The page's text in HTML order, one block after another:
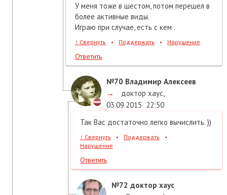
У меня тоже в шестом, потом перешел в
более активные виды.
Играю при случае, есть с кем .
↑ Свернуть • Поддержать • Нарушение
Ответить
№70 Владимир Алексеев
→
доктор хаус
03.09.2015 22:50
Так Вас достаточно легко вычислить. ))
↑ Свернуть • Поддержать
•
Нарушение
Ответить
№72 доктор хаус